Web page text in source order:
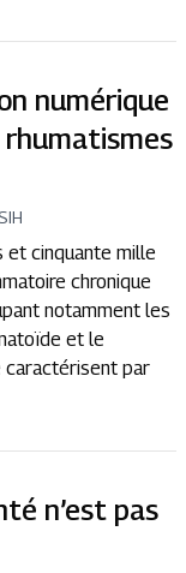
numérique
rhumatismes
et cinquante mille
chronique
notamment les
et le
caractérisent par
n’est pas